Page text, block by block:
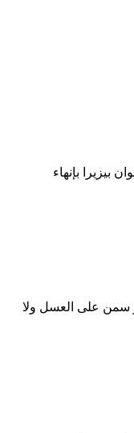
بيزيرا بإنهاء
سمن على العسل ولا